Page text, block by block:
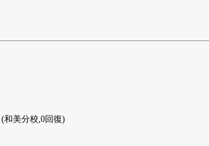
(和美分校,0回復)